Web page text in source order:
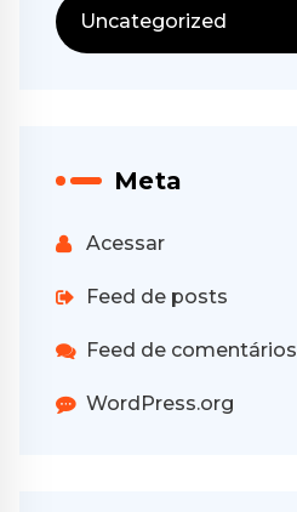
Uncategorized
Meta
Acessar
Feed de posts
Feed de comentários
WordPress.org